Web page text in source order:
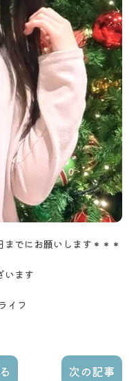
でにお願いします＊＊＊
います
イフ
次の記事